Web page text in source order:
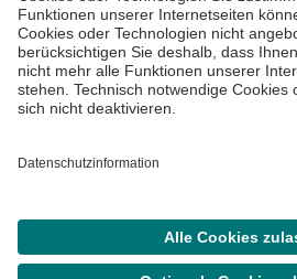
Impressum
©Asklepios Kliniken GmbH &